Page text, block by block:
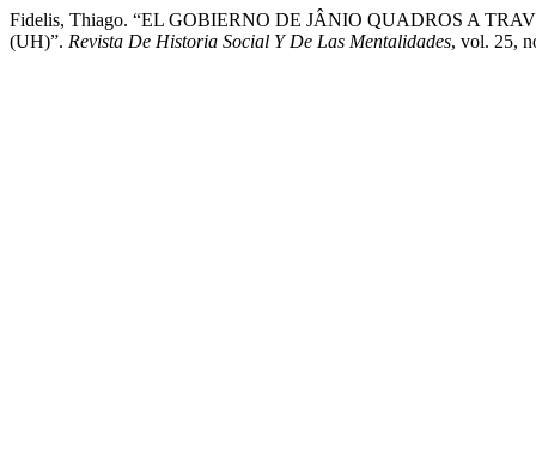
Fidelis, Thiago. “EL GOBIERNO DE JÂNIO QUADROS A
(UH)”. Revista De Historia Social Y De Las Mentalidades, vol. 25,